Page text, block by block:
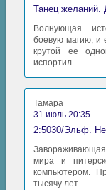
Танец желаний.
Волнующая
боевую магию, и
крутой ее
испортил
Тамара
31 июль 20:35
2:5030/Эльф.
мира и
компьютером.
тысячу лет